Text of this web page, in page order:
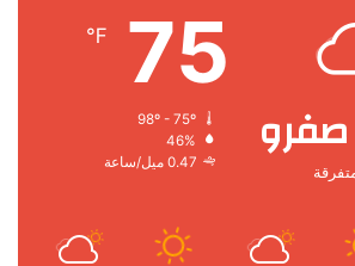
75
℉
46%
0.47 ميل/ساعة